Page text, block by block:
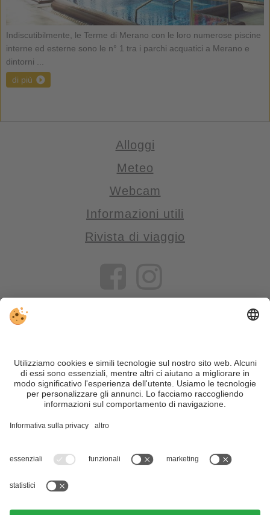
Indiscutibilmente, le Terme di Merano con le loro numerose piscine
interne ed esterne sono le n° 1 tra i parchi acquatici a Merano e
dintorni ...
di più
Alloggi
Meteo
Webcam
Informazioni utili
Rivista di viaggio
VIVOSüdtirol è il portale di viaggio per chi desidera vivere il
Trentino Alto Adige davvero – con consigli autentici, alloggi e
offerte su misura.
Nonostante il lavoro accurato e il costante aggiornamento dei
motivi di sicurezza, si prega di verificare chiedendo